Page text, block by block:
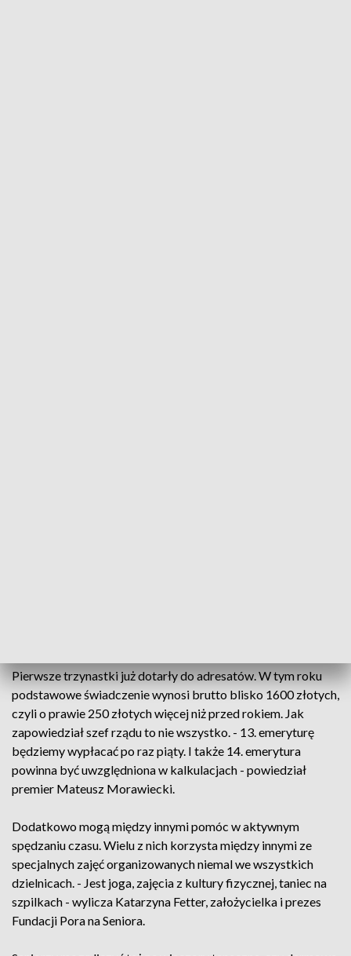
Pierwsze trzynastki już dotarły do adresatów. W tym roku
podstawowe świadczenie wynosi brutto blisko 1600 złotych,
czyli o prawie 250 złotych więcej niż przed rokiem. Jak
zapowiedział szef rządu to nie wszystko. - 13. emeryturę
będziemy wypłacać po raz piąty. I także 14. emerytura
powinna być uwzględniona w kalkulacjach - powiedział
premier Mateusz Morawiecki.
Dodatkowo mogą między innymi pomóc w aktywnym
spędzaniu czasu. Wielu z nich korzysta między innymi ze
specjalnych zajęć organizowanych niemal we wszystkich
dzielnicach. - Jest joga, zajęcia z kultury fizycznej, taniec na
szpilkach - wylicza Katarzyna Fetter, założycielka i prezes
Fundacji Pora na Seniora.